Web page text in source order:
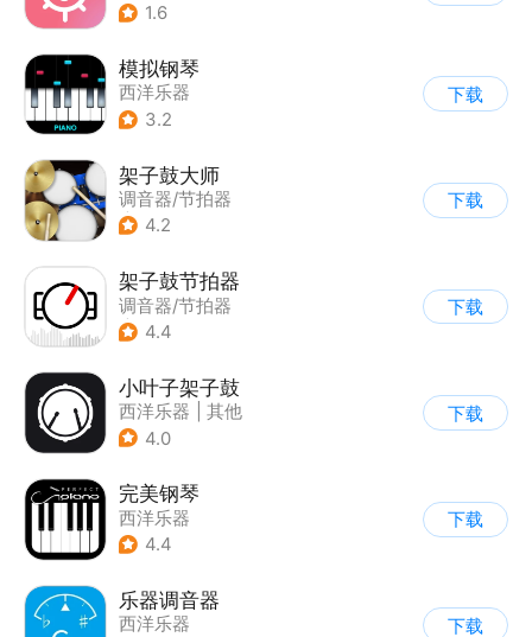
1.6
模拟钢琴
西洋乐器
3.2
下载
架子鼓大师
调音器/节拍器
| 西洋乐器
4.2
下载
架子鼓节拍器
调音器/节拍器
| 在线音乐
4.4
下载
小叶子架子鼓
西洋乐器
其他
4.0
下载
完美钢琴
西洋乐器
4.4
下载
乐器调音器
西洋乐器
下载